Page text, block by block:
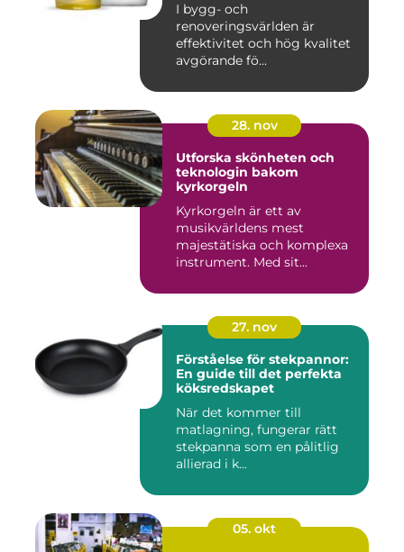
I bygg- och
renoveringsvärlden är
effektivitet och hög kvalitet
avgörande fö...
28. nov
Utforska skönheten och
teknologin bakom
kyrkorgeln
Kyrkorgeln är ett av
musikvärldens mest
majestätiska och komplexa
instrument. Med sit...
27. nov
Förståelse för stekpannor:
En guide till det perfekta
köksredskapet
När det kommer till
matlagning, fungerar rätt
stekpanna som en pålitlig
allierad i k...
05. okt